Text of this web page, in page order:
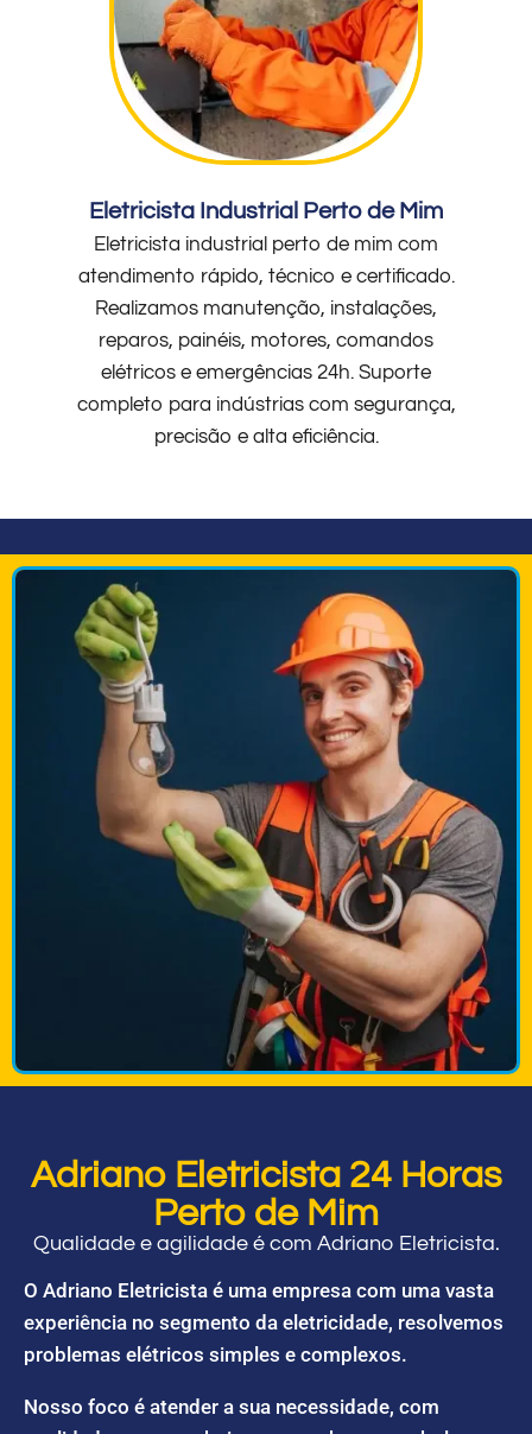
Eletricista Industrial Perto de Mim
Eletricista industrial perto de mim com
atendimento rápido, técnico e certificado.
Realizamos manutenção, instalações,
reparos, painéis, motores, comandos
elétricos e emergências 24h. Suporte
completo para indústrias com segurança,
precisão e alta eficiência.
Adriano Eletricista 24 Horas
Perto de Mim
Qualidade e agilidade é com Adriano Eletricista.
O Adriano Eletricista é uma empresa com uma vasta
experiência no segmento da eletricidade, resolvemos
problemas elétricos simples e complexos.
Nosso foco é atender a sua necessidade, com